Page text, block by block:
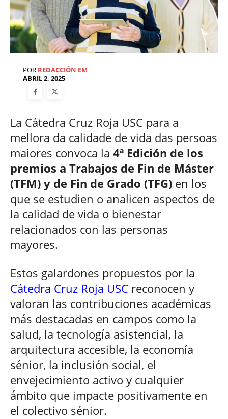
POR REDACCIÓN EM
ABRIL 2, 2025
La Cátedra Cruz Roja USC para a
mellora da calidade de vida das persoas
maiores convoca la 4ª Edición de los
premios a Trabajos de Fin de Máster
(TFM) y de Fin de Grado (TFG) en los
que se estudien o analicen aspectos de
la calidad de vida o bienestar
relacionados con las personas
mayores.
Estos galardones propuestos por la
Cátedra Cruz Roja USC reconocen y
valoran las contribuciones académicas
más destacadas en campos como la
salud, la tecnología asistencial, la
arquitectura accesible, la economía
sénior, la inclusión social, el
envejecimiento activo y cualquier
ámbito que impacte positivamente en
el colectivo sénior.